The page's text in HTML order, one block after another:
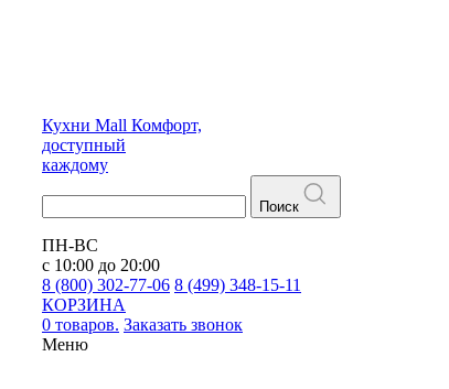
Кухни Mall Комфорт,
доступный
каждому
Поиск
ПН-ВС
с 10:00 до 20:00
8 (800) 302-77-06 8 (499) 348-15-11
КОРЗИНА
0 товаров. Заказать звонок
Меню